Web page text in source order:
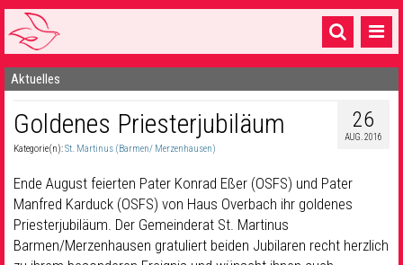
Startseite
1 Pfarrei
16 Gemeinden & mehr
Gottesdienste & Sinnsuche
Sakramente & Feste
Aktuelles
26
AUG. 2016
Goldenes Priesterjubiläum
Kategorie(n):St. Martinus (Barmen/ Merzenhausen)
Ende August feierten Pater Konrad Eßer (OSFS) und Pater
Manfred Karduck (OSFS) von Haus Overbach ihr goldenes
Priesterjubiläum. Der Gemeinderat St. Martinus
Barmen/Merzenhausen gratuliert beiden Jubilaren recht herzlich